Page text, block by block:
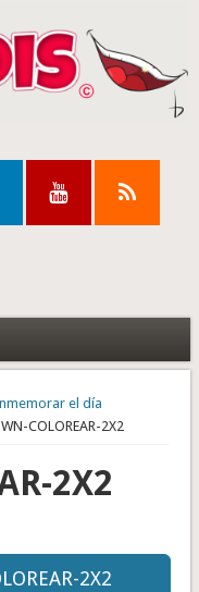
el día
COLOREAR-2X2
2X2
2X2